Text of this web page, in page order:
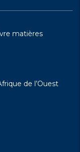
matières
de l’Ouest